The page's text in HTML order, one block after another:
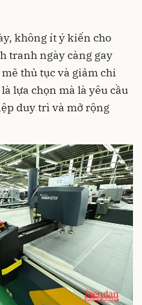
không ít ý kiến cho
tranh ngày càng gay
thủ tục và giảm chi
lựa chọn mà là yêu cầu
duy trì và mở rộng